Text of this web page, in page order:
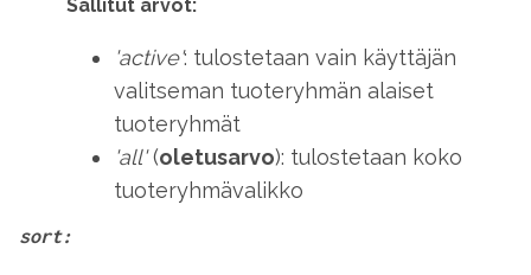
Sallitut arvot:
'active': tulostetaan vain käyttäjän
valitseman tuoteryhmän alaiset
tuoteryhmät
'all'(oletusarvo): tulostetaan koko
tuoteryhmävalikko
sort: